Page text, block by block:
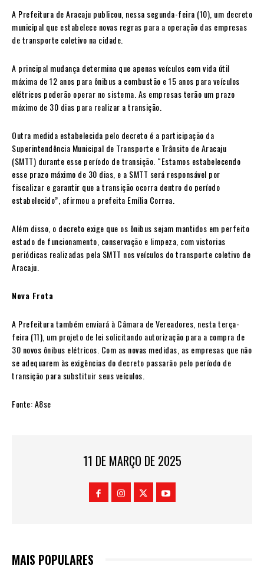
A Prefeitura de Aracaju publicou, nessa segunda-feira (10), um decreto
municipal que estabelece novas regras para a operação das empresas
de transporte coletivo na cidade.
A principal mudança determina que apenas veículos com vida útil
máxima de 12 anos para ônibus a combustão e 15 anos para veículos
elétricos poderão operar no sistema. As empresas terão um prazo
máximo de 30 dias para realizar a transição.
Outra medida estabelecida pelo decreto é a participação da
Superintendência Municipal de Transporte e Trânsito de Aracaju
(SMTT) durante esse período de transição. “Estamos estabelecendo
esse prazo máximo de 30 dias, e a SMTT será responsável por
fiscalizar e garantir que a transição ocorra dentro do período
estabelecido”, afirmou a prefeita Emília Correa.
Além disso, o decreto exige que os ônibus sejam mantidos em perfeito
estado de funcionamento, conservação e limpeza, com vistorias
periódicas realizadas pela SMTT nos veículos do transporte coletivo de
Aracaju.
Nova Frota
A Prefeitura também enviará à Câmara de Vereadores, nesta terça-
feira (11), um projeto de lei solicitando autorização para a compra de
30 novos ônibus elétricos. Com as novas medidas, as empresas que não
se adequarem às exigências do decreto passarão pelo período de
transição para substituir seus veículos.
Fonte: A8se
11 DE MARÇO DE 2025
MAIS POPULARES